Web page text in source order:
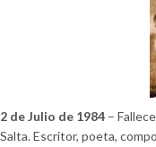
2 de Julio de 1984 –
Salta. Escritor, poeta,